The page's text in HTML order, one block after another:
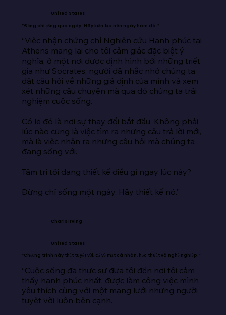
United States
“Đừng chỉ sống qua ngày. Hãy kiến tạo nên ngày hôm đó.”
“Việc nhận chứng chỉ Nghiên cứu Hạnh phúc tại
Athens mang lại cho tôi cảm giác đặc biệt ý
nghĩa, ở một nơi được định hình bởi những triết
gia như Socrates, người đã nhắc nhở chúng ta
đặt câu hỏi về những giả định của mình và xem
xét những câu chuyện mà qua đó chúng ta trải
nghiệm cuộc sống.
Có lẽ đó là nơi sự thay đổi bắt đầu. Không phải
lúc nào cũng là việc tìm ra những câu trả lời mới,
mà là việc nhận ra những câu hỏi mà chúng ta
đang sống với.
Tâm trí tôi đang thiết kế điều gì ngay lúc này?
Đừng chỉ sống một ngày. Hãy thiết kế nó.”
Charis Irving
United States
“Chương trình này thật tuyệt vời, cả về mặt cá nhân, học thuật và nghề nghiệp.”
“Cuộc sống đã thực sự đưa tôi đến nơi tôi cảm
thấy hạnh phúc nhất, được làm công việc mình
yêu thích cùng với một mạng lưới những người
tuyệt vời luôn bên cạnh.